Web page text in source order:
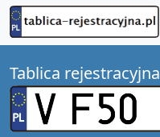
Tablica rejestracyjna